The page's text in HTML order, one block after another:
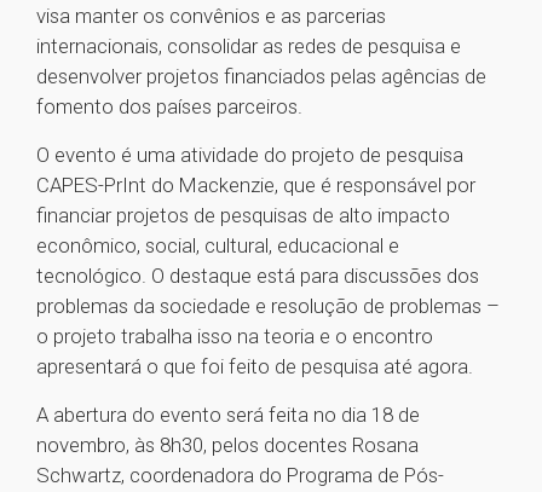
visa manter os convênios e as parcerias
internacionais, consolidar as redes de pesquisa e
desenvolver projetos financiados pelas agências de
fomento dos países parceiros.
O evento é uma atividade do projeto de pesquisa
CAPES-PrInt do Mackenzie, que é responsável por
financiar projetos de pesquisas de alto impacto
econômico, social, cultural, educacional e
tecnológico. O destaque está para discussões dos
problemas da sociedade e resolução de problemas –
o projeto trabalha isso na teoria e o encontro
apresentará o que foi feito de pesquisa até agora.
A abertura do evento será feita no dia 18 de
novembro, às 8h30, pelos docentes Rosana
Schwartz, coordenadora do Programa de Pós-